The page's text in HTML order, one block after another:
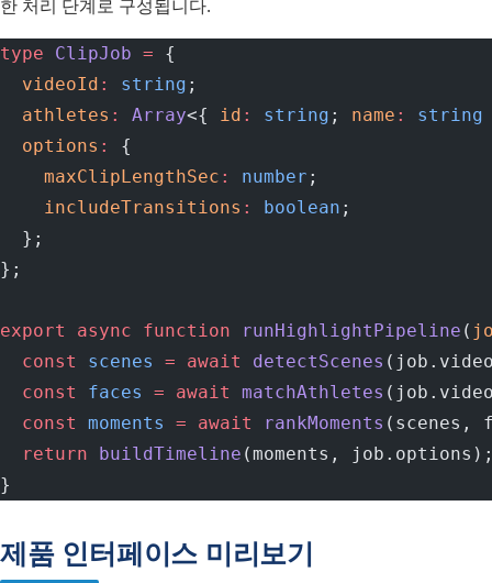
한 처리 단계로 구성됩니다.
type ClipJob = {
  videoId
: string ;
  athletes
: Array<{ id : string ; name : string
  options
:
{
    maxClipLengthSec
: number ;
    includeTransitions
: boolean ;
  };
};
export async function runHighlightPipeline (
  const
scenes = await detectScenes
  const
faces = await matchAthletes
  const
moments = await rankMoments (scenes,
  return
buildTimeline (moments,
}
제품 인터페이스 미리보기